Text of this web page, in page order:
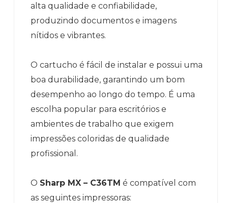
alta qualidade e confiabilidade,
produzindo documentos e imagens
nítidos e vibrantes.
O cartucho é fácil de instalar e possui uma
boa durabilidade, garantindo um bom
desempenho ao longo do tempo. É uma
escolha popular para escritórios e
ambientes de trabalho que exigem
impressões coloridas de qualidade
profissional.
O Sharp MX – C36TM é compatível com
as seguintes impressoras: